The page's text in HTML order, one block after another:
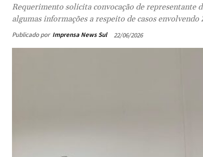
Requerimento solicita convocação de
algumas informações a respeito de casos
Publicado por Imprensa News Sul 22/06/2026